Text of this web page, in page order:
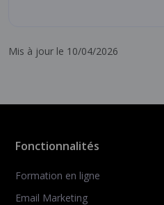
Mis à jour le 10/04/2026
Fonctionnalités
Formation en ligne
Email Marketing